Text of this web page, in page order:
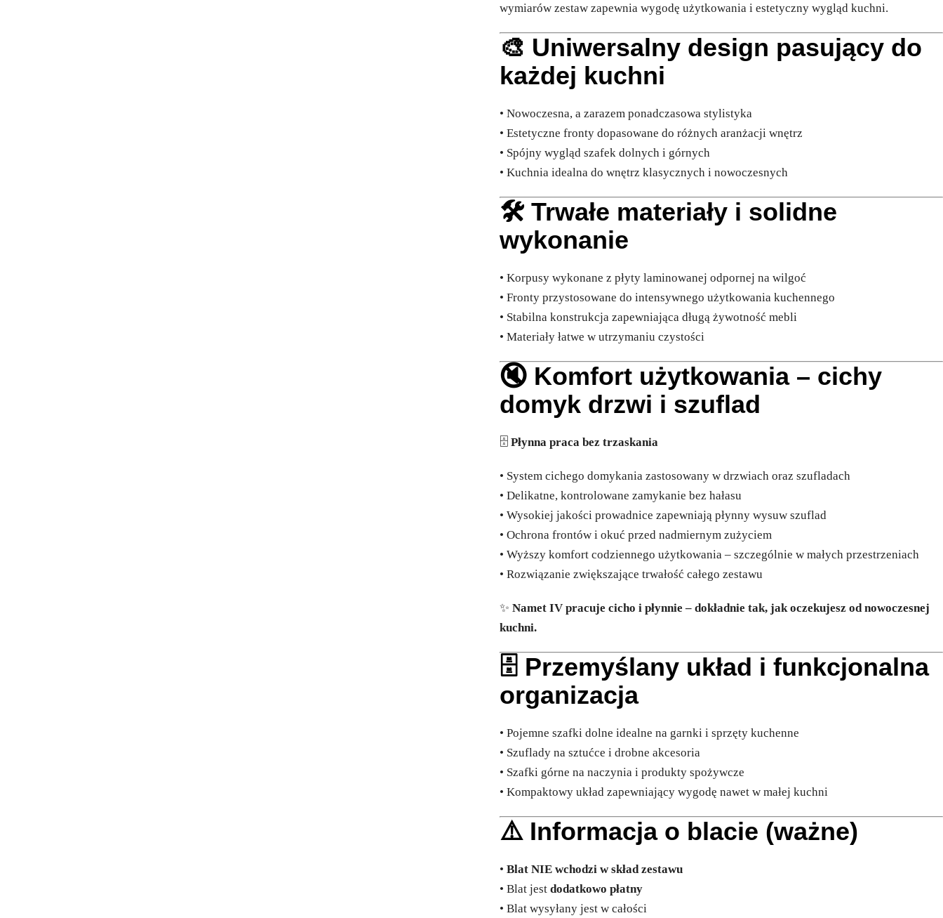
wymiarów zestaw zapewnia wygodę użytkowania i estetyczny wygląd kuchni.
🎨 Uniwersalny design pasujący do
każdej kuchni
• Nowoczesna, a zarazem ponadczasowa stylistyka
• Estetyczne fronty dopasowane do różnych aranżacji wnętrz
• Spójny wygląd szafek dolnych i górnych
• Kuchnia idealna do wnętrz klasycznych i nowoczesnych
🛠️ Trwałe materiały i solidne
wykonanie
• Korpusy wykonane z płyty laminowanej odpornej na wilgoć
• Fronty przystosowane do intensywnego użytkowania kuchennego
• Stabilna konstrukcja zapewniająca długą żywotność mebli
• Materiały łatwe w utrzymaniu czystości
🔇 Komfort użytkowania – cichy
domyk drzwi i szuflad
🗄️Płynna praca bez trzaskania
• System cichego domykania zastosowany w drzwiach oraz szufladach
• Delikatne, kontrolowane zamykanie bez hałasu
• Wysokiej jakości prowadnice zapewniają płynny wysuw szuflad
• Ochrona frontów i okuć przed nadmiernym zużyciem
• Wyższy komfort codziennego użytkowania – szczególnie w małych przestrzeniach
• Rozwiązanie zwiększające trwałość całego zestawu
✨Namet IV pracuje cicho i płynnie – dokładnie tak, jak oczekujesz od nowoczesnej
kuchni.
🗄️ Przemyślany układ i funkcjonalna
organizacja
• Pojemne szafki dolne idealne na garnki i sprzęty kuchenne
• Szuflady na sztućce i drobne akcesoria
• Szafki górne na naczynia i produkty spożywcze
• Kompaktowy układ zapewniający wygodę nawet w małej kuchni
⚠️ Informacja o blacie (ważne)
•Blat NIE wchodzi w skład zestawu
• Blat jestdodatkowo płatny
• Blat wysyłany jest w całości